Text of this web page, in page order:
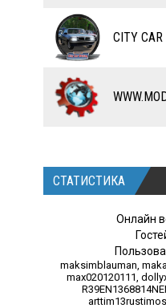
ЧИТЫ
ПРОГРАММЫ
РАЗНОЕ
CITY
СТАТИСТИКА
Онлайн
maksimblauman,
max020120111,